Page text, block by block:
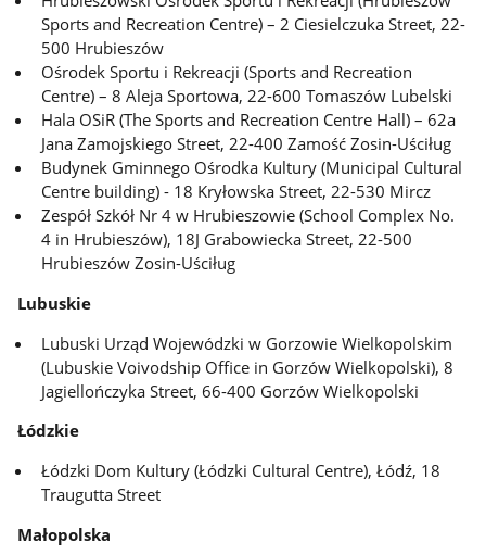
Sports and Recreation Centre) – 2 Ciesielczuka Street, 22-
500 Hrubieszów
Ośrodek Sportu i Rekreacji (Sports and Recreation
Centre) – 8 Aleja Sportowa, 22-600 Tomaszów Lubelski
Hala OSiR (The Sports and Recreation Centre Hall) – 62a
Jana Zamojskiego Street, 22-400 Zamość Zosin-Uściług
Budynek Gminnego Ośrodka Kultury (Municipal Cultural
Centre building) - 18 Kryłowska Street, 22-530 Mircz
Zespół Szkół Nr 4 w Hrubieszowie (School Complex No.
4 in Hrubieszów), 18J Grabowiecka Street, 22-500
Hrubieszów Zosin-Uściług
Lubuskie
Lubuski Urząd Wojewódzki w Gorzowie Wielkopolskim
(Lubuskie Voivodship Office in Gorzów Wielkopolski), 8
Jagiellończyka Street, 66-400 Gorzów Wielkopolski
Łódzkie
Łódzki Dom Kultury (Łódzki Cultural Centre), Łódź, 18
Traugutta Street
Małopolska